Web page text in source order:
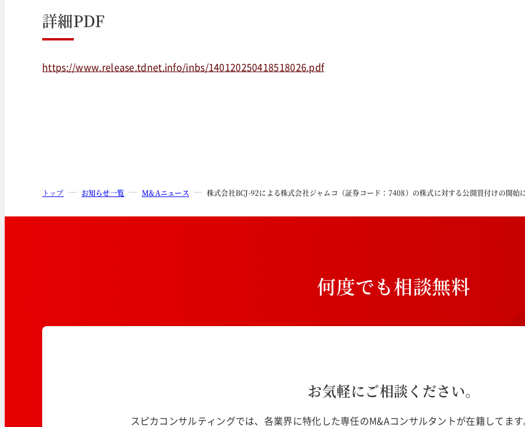
詳細PDF
https://www.release.tdnet.info/inbs/140120250418518026.pdf
トップ お知らせ一覧 M&Aニュース 株式会社BCJ-92による株式会社ジャムコ（証券コード：7408）の株式に対する公開買付けの開始
何度でも相談無料
お気軽にご相談ください。
スピカコンサルティングでは、各業界に特化した専任のM&Aコンサルタントが在籍してま